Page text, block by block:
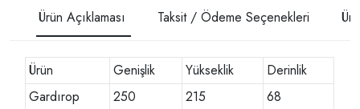
Ürün Açıklaması Taksit / Ödeme Seçenekleri
Ürün Genişlik Yükseklik
Derinlik
Gardırop
250 215
68